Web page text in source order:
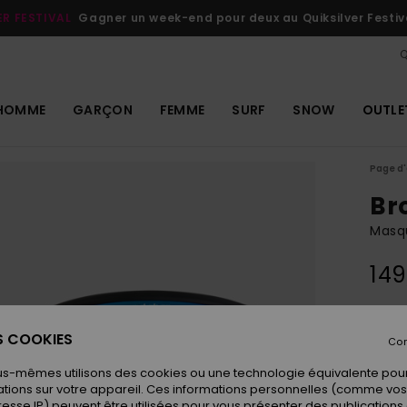
FESTIVAL Gagner un week-end pour deux au Quiksilver
GARÇON FEMME SURF SNOW
Page
COOKIES
mêmes utilisons des cookies ou une technologie équivalente
sur votre appareil. Ces informations personnelles (comme